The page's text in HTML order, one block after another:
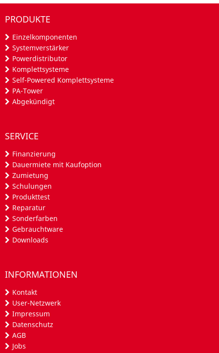
PRODUKTE
Einzelkomponenten
Systemverstärker
Powerdistributor
Komplettsysteme
Self-Powered Komplettsysteme
PA-Tower
Abgekündigt
SERVICE
Finanzierung
Dauermiete mit Kaufoption
Zumietung
Schulungen
Produkttest
Reparatur
Sonderfarben
Gebrauchtware
Downloads
INFORMATIONEN
Kontakt
User-Netzwerk
Impressum
Datenschutz
AGB
Jobs